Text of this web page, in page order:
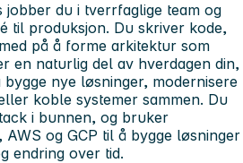
jobber du i tverrfaglige team og
til produksjon. Du skriver kode,
på å forme arkitektur som
en naturlig del av hverdagen din,
nye løsninger, modernisere
koble systemer sammen. Du
i bunnen, og bruker
og GCP til å bygge løsninger
endring over tid.